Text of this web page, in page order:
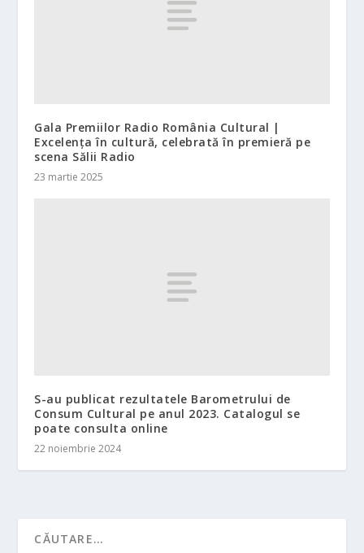
Gala Premiilor Radio România Cultural |
Excelența în cultură, celebrată în premieră pe
scena Sălii Radio
23 martie 2025
S-au publicat rezultatele Barometrului de
Consum Cultural pe anul 2023. Catalogul se
poate consulta online
22 noiembrie 2024